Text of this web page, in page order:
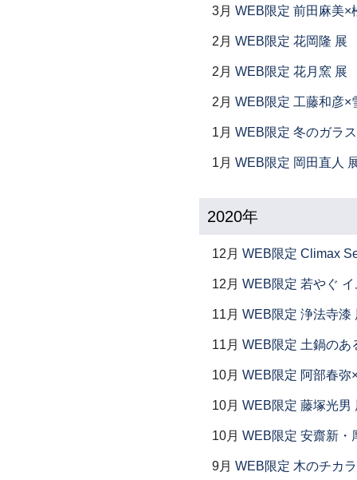
3月 WEB限定 前田麻美×
2月 WEB限定 花岡隆 展
2月 WEB限定 花月窯 展
2月 WEB限定 工藤和彦×
1月 WEB限定 冬のガラ
1月 WEB限定 岡田直人
2020年
12月 WEB限定 Climax
12月 WEB限定 若やぐ
11月 WEB限定 浄法寺漆
11月 WEB限定 土鍋のあ
10月 WEB限定 阿部春弥
10月 WEB限定 藤塚光男
10月 WEB限定 安齋新・
9月 WEB限定 木のチカ